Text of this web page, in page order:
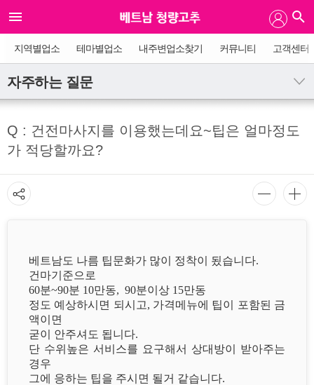
지역별업소 테마별업소 내주변업소찾기 커뮤니티 고객센터
자주하는 질문
Q : 건전마사지를 이용했는데요~팁은 얼마정도
가 적당할까요?
베트남도 나름 팁문화가 많이 정착이 됬습니다.
건마기준으로
60분~90분 10만동, 90분이상 15만동
정도 예상하시면 되시고, 가격메뉴에 팁이 포함된 금
액이면
굳이 안주셔도 됩니다.
단 수위높은 서비스를 요구해서 상대방이 받아주는
경우
그에 응하는 팁을 주시면 될거 같습니다.